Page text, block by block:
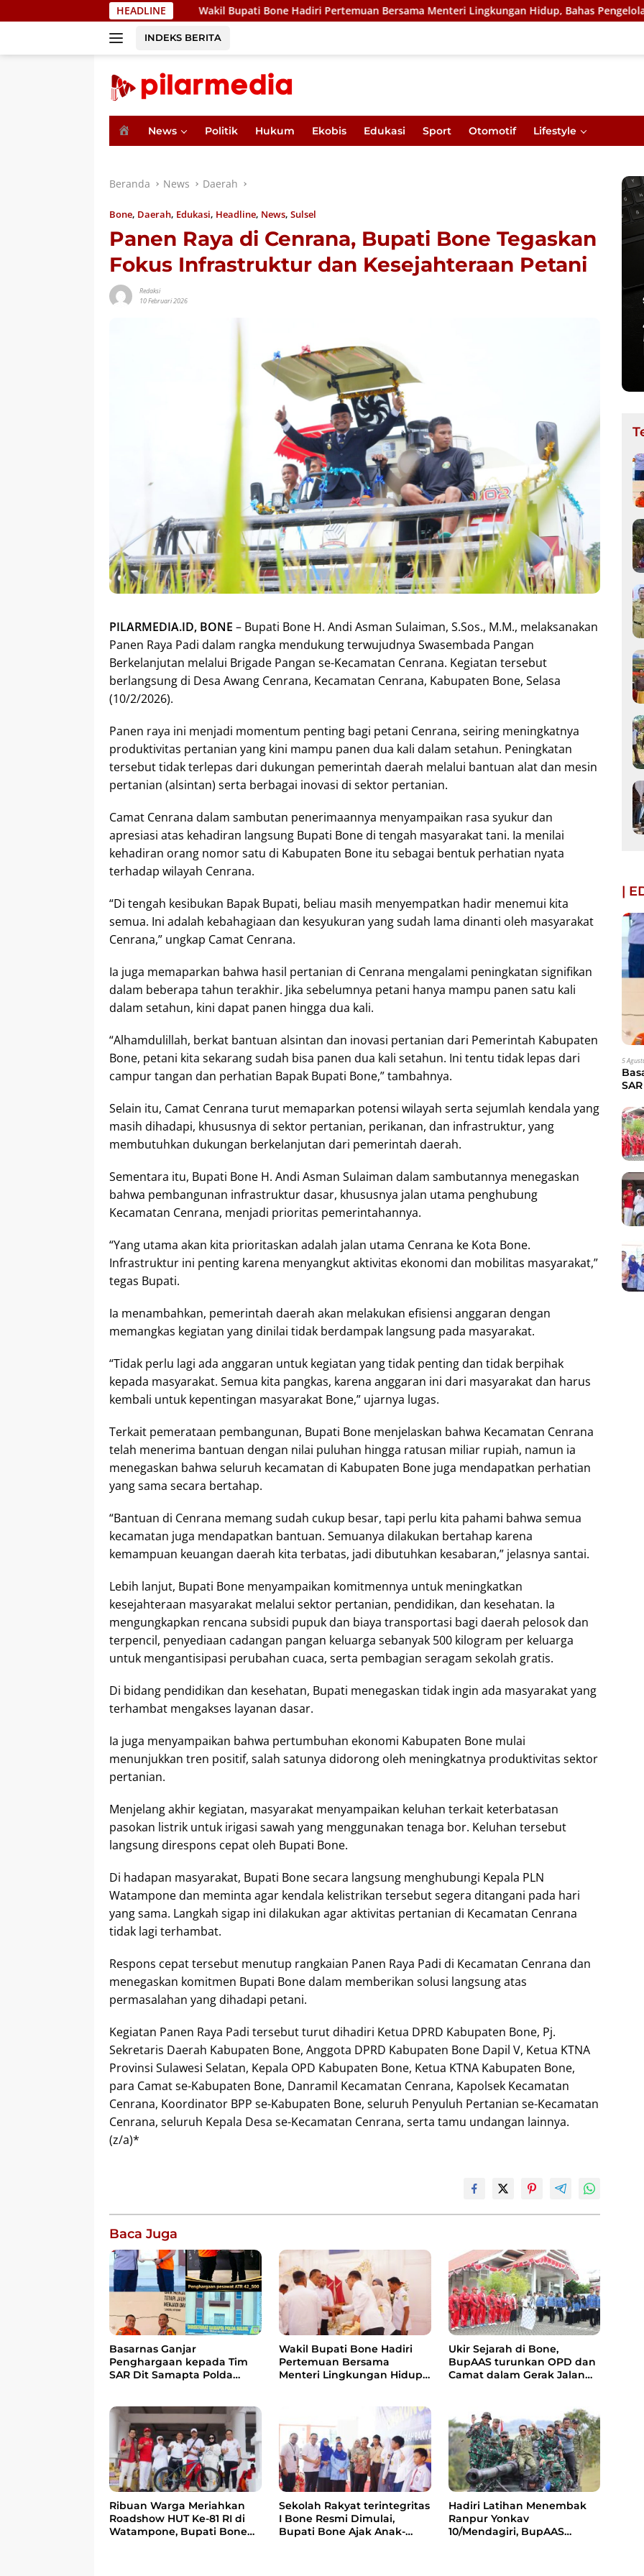
ke
HEADLINE
Wakil Bupati Bone Hadiri Pertemuan Bersama Menteri Lingkungan Hidup, Bahas Pengelolaan Sampah
INDEKS BERITA
o
News Politik Hukum Ekobis Edukasi Sport Otomotif Lifestyle
Beranda News Daerah
Bone, Daerah, Edukasi, Headline, News, Sulsel
Panen Raya di Cenrana, Bupati Bone Tegaskan
Fokus Infrastruktur dan Kesejahteraan Petani
Redaksi
10 Februari 2026
PILARMEDIA.ID, BONE – Bupati Bone H. Andi Asman Sulaiman, S.Sos., M.M., melaksanakan
Panen Raya Padi dalam rangka mendukung terwujudnya Swasembada Pangan
Berkelanjutan melalui Brigade Pangan se-Kecamatan Cenrana. Kegiatan tersebut
berlangsung di Desa Awang Cenrana, Kecamatan Cenrana, Kabupaten Bone, Selasa
(10/2/2026).
Panen raya ini menjadi momentum penting bagi petani Cenrana, seiring meningkatnya
produktivitas pertanian yang kini mampu panen dua kali dalam setahun. Peningkatan
tersebut tidak terlepas dari dukungan pemerintah daerah melalui bantuan alat dan mesin
pertanian (alsintan) serta berbagai inovasi di sektor pertanian.
Camat Cenrana dalam sambutan penerimaannya menyampaikan rasa syukur dan
apresiasi atas kehadiran langsung Bupati Bone di tengah masyarakat tani. Ia menilai
kehadiran orang nomor satu di Kabupaten Bone itu sebagai bentuk perhatian nyata
terhadap wilayah Cenrana.
“Di tengah kesibukan Bapak Bupati, beliau masih menyempatkan hadir menemui kita
semua. Ini adalah kebahagiaan dan kesyukuran yang sudah lama dinanti oleh masyarakat
Cenrana,” ungkap Camat Cenrana.
Ia juga memaparkan bahwa hasil pertanian di Cenrana mengalami peningkatan signifikan
dalam beberapa tahun terakhir. Jika sebelumnya petani hanya mampu panen satu kali
dalam setahun, kini dapat panen hingga dua kali.
“Alhamdulillah, berkat bantuan alsintan dan inovasi pertanian dari Pemerintah Kabupaten
Bone, petani kita sekarang sudah bisa panen dua kali setahun. Ini tentu tidak lepas dari
campur tangan dan perhatian Bapak Bupati Bone,” tambahnya.
Selain itu, Camat Cenrana turut memaparkan potensi wilayah serta sejumlah kendala yang
masih dihadapi, khususnya di sektor pertanian, perikanan, dan infrastruktur, yang
membutuhkan dukungan berkelanjutan dari pemerintah daerah.
Sementara itu, Bupati Bone H. Andi Asman Sulaiman dalam sambutannya menegaskan
bahwa pembangunan infrastruktur dasar, khususnya jalan utama penghubung
Kecamatan Cenrana, menjadi prioritas pemerintahannya.
“Yang utama akan kita prioritaskan adalah jalan utama Cenrana ke Kota Bone.
Infrastruktur ini penting karena menyangkut aktivitas ekonomi dan mobilitas masyarakat,”
tegas Bupati.
Ia menambahkan, pemerintah daerah akan melakukan efisiensi anggaran dengan
memangkas kegiatan yang dinilai tidak berdampak langsung pada masyarakat.
“Tidak perlu lagi ada anggaran untuk kegiatan yang tidak penting dan tidak berpihak
kepada masyarakat. Semua kita pangkas, karena anggaran ini dari masyarakat dan harus
kembali untuk kepentingan masyarakat Bone,” ujarnya lugas.
Terkait pemerataan pembangunan, Bupati Bone menjelaskan bahwa Kecamatan Cenrana
telah menerima bantuan dengan nilai puluhan hingga ratusan miliar rupiah, namun ia
menegaskan bahwa seluruh kecamatan di Kabupaten Bone juga mendapatkan perhatian
yang sama secara bertahap.
“Bantuan di Cenrana memang sudah cukup besar, tapi perlu kita pahami bahwa semua
kecamatan juga mendapatkan bantuan. Semuanya dilakukan bertahap karena
kemampuan keuangan daerah kita terbatas, jadi dibutuhkan kesabaran,” jelasnya santai.
Lebih lanjut, Bupati Bone menyampaikan komitmennya untuk meningkatkan
kesejahteraan masyarakat melalui sektor pertanian, pendidikan, dan kesehatan. Ia
mengungkapkan rencana subsidi pupuk dan biaya transportasi bagi daerah pelosok dan
terpencil, penyediaan cadangan pangan keluarga sebanyak 500 kilogram per keluarga
untuk mengantisipasi perubahan cuaca, serta pembagian seragam sekolah gratis.
Di bidang pendidikan dan kesehatan, Bupati menegaskan tidak ingin ada masyarakat yang
terhambat mengakses layanan dasar.
Ia juga menyampaikan bahwa pertumbuhan ekonomi Kabupaten Bone mulai
menunjukkan tren positif, salah satunya didorong oleh meningkatnya produktivitas sektor
pertanian.
Menjelang akhir kegiatan, masyarakat menyampaikan keluhan terkait keterbatasan
pasokan listrik untuk irigasi sawah yang menggunakan tenaga bor. Keluhan tersebut
langsung direspons cepat oleh Bupati Bone.
Di hadapan masyarakat, Bupati Bone secara langsung menghubungi Kepala PLN
Watampone dan meminta agar kendala kelistrikan tersebut segera ditangani pada hari
yang sama. Langkah sigap ini dilakukan agar aktivitas pertanian di Kecamatan Cenrana
tidak lagi terhambat.
Respons cepat tersebut menutup rangkaian Panen Raya Padi di Kecamatan Cenrana dan
menegaskan komitmen Bupati Bone dalam memberikan solusi langsung atas
permasalahan yang dihadapi petani.
Kegiatan Panen Raya Padi tersebut turut dihadiri Ketua DPRD Kabupaten Bone, Pj.
Sekretaris Daerah Kabupaten Bone, Anggota DPRD Kabupaten Bone Dapil V, Ketua KTNA
Provinsi Sulawesi Selatan, Kepala OPD Kabupaten Bone, Ketua KTNA Kabupaten Bone,
para Camat se-Kabupaten Bone, Danramil Kecamatan Cenrana, Kapolsek Kecamatan
Cenrana, Koordinator BPP se-Kabupaten Bone, seluruh Penyuluh Pertanian se-Kecamatan
Cenrana, seluruh Kepala Desa se-Kecamatan Cenrana, serta tamu undangan lainnya.
(z/a)*
Baca Juga
Basarnas Ganjar
Penghargaan kepada Tim
SAR Dit Samapta Polda
Wakil Bupati Bone Hadiri
Pertemuan Bersama
Menteri Lingkungan Hidup,
Ukir Sejarah di Bone,
BupAAS turunkan OPD dan
Camat dalam Gerak Jalan
Ribuan Warga Meriahkan
Roadshow HUT Ke-81 RI di
Watampone, Bupati Bone
Sekolah Rakyat terintegritas
I Bone Resmi Dimulai,
Bupati Bone Ajak Anak-
Hadiri Latihan Menembak
Ranpur Yonkav
10/Mendagiri, BupAAS
|
5